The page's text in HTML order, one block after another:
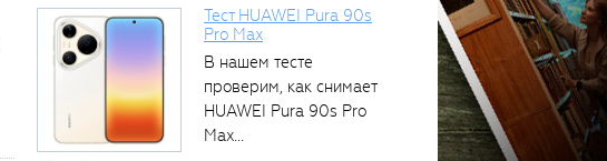
Тест HUAWEI Pura 90s
Pro Max
В нашем тесте
проверим, как снимает
HUAWEI Pura 90s Pro
Max...